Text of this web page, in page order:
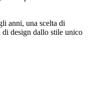
anni, una scelta di
di design dallo stile unico